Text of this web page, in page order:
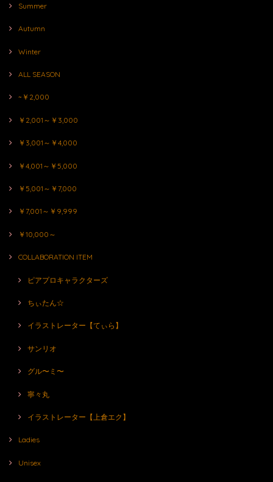
Summer
Autumn
Winter
ALL SEASON
~￥2,000
￥2,001～￥3,000
￥3,001～￥4,000
￥4,001～￥5,000
￥5,001～￥7,000
￥7,001～￥9,999
￥10,000～
COLLABORATION ITEM
ピアプロキャラクターズ
ちぃたん☆
イラストレーター【てぃら】
サンリオ
グル〜ミ〜
寧々丸
イラストレーター【上倉エク】
Ladies
Unisex